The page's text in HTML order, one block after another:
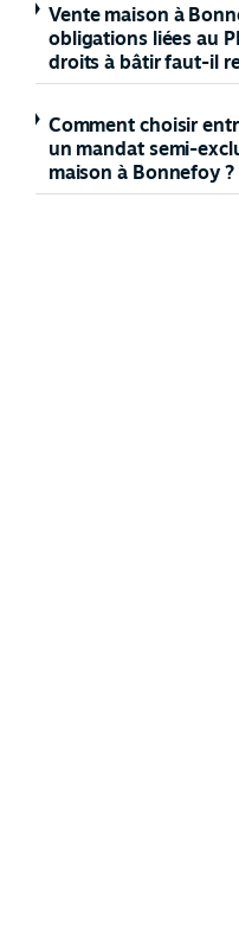
Vente maison à
obligations liées au
droits à bâtir faut-il
Comment choisir
un mandat semi-
maison à Bonnefoy ?